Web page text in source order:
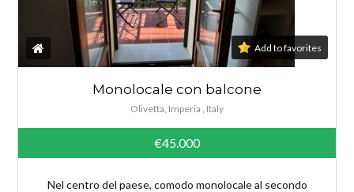
Add to favorites
Monolocale con balcone
Olivetta, Imperia , Italy
€45.000
Nel centro del paese, comodo monolocale al secondo